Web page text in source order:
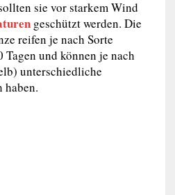
sie vor starkem Wind
geschützt werden. Die
reifen je nach Sorte
und können je nach
unterschiedliche
haben.